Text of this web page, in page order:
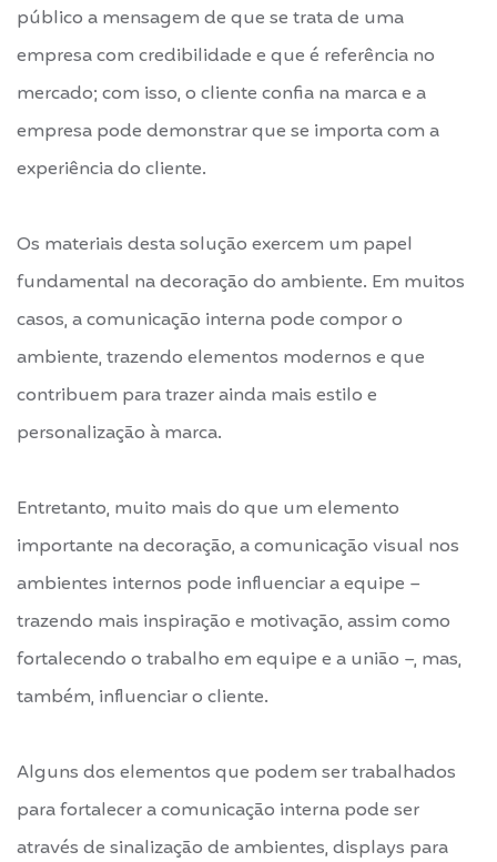
público a mensagem de que se trata de uma
empresa com credibilidade e que é referência no
mercado; com isso, o cliente confia na marca e a
empresa pode demonstrar que se importa com a
experiência do cliente.
Os materiais desta solução exercem um papel
fundamental na decoração do ambiente. Em muitos
casos, a comunicação interna pode compor o
ambiente, trazendo elementos modernos e que
contribuem para trazer ainda mais estilo e
personalização à marca.
Entretanto, muito mais do que um elemento
importante na decoração, a comunicação visual nos
ambientes internos pode influenciar a equipe –
trazendo mais inspiração e motivação, assim como
fortalecendo o trabalho em equipe e a união –, mas,
também, influenciar o cliente.
Alguns dos elementos que podem ser trabalhados
para fortalecer a comunicação interna pode ser
através de sinalização de ambientes, displays para